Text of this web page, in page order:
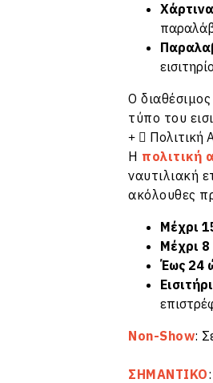
Ο
τύπο του
Πολιτική
Η πολιτική
ναυτιλιακή
ακόλουθες
Μέχρι
Μέχρι
Έως 24
Non-Show:
ΣΗΜΑΝΤΙΚΟ